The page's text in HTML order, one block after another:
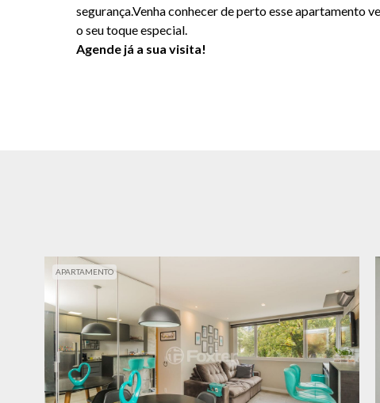
segurança.Venha conhecer de perto esse apartamento
o seu toque especial.
Agende já a sua visita!
APARTAMENTO